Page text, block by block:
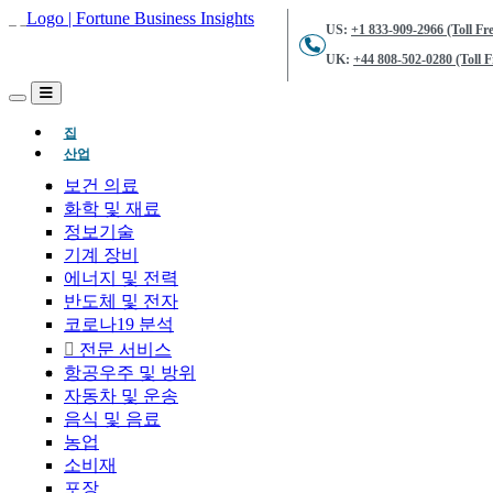
US: +1 833-909-2966 (Toll
UK: +44 808-502-0280 (Toll
집(현재의)
산업
보건 의료
화학 및 재료
정보기술
기계 장비
에너지 및 전력
반도체 및 전자
코로나19 분석
전문 서비스
항공우주 및 방위
자동차 및 운송
음식 및 음료
농업
소비재
포장